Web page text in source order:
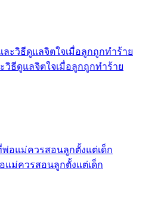
ธีดูแลจิตใจเมื่อลูกถูกทำร้าย
อแม่ควรสอนลูกตั้งแต่เด็ก